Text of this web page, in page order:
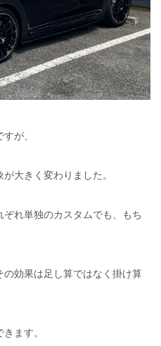
が、
大きく変わりました。
れ単独のカスタムでも、もち
の効果は足し算ではなく掛け算
ます。